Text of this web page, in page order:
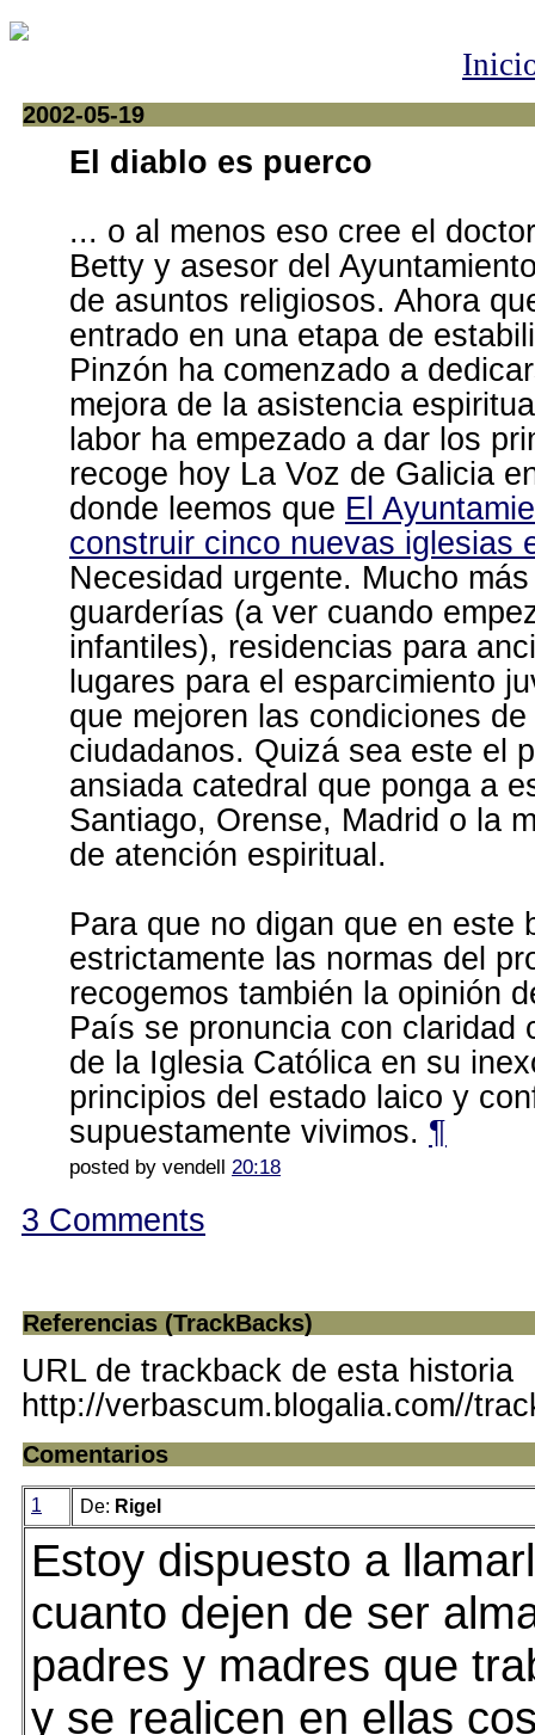
2002-05-19
El diablo es puerco
... o al menos eso cree el
Betty y asesor del
de asuntos religiosos. Ahora
entrado en una etapa de
Pinzón ha comenzado a
mejora de la asistencia
labor ha empezado a dar los
recoge hoy La Voz de Galicia
donde leemos que El
construir cinco nuevas iglesias
Necesidad urgente. Mucho
guarderías (a ver cuando
infantiles), residencias para
lugares para el esparcimiento
que mejoren las condiciones
ciudadanos. Quizá sea este el
ansiada catedral que ponga a
Santiago, Orense, Madrid o la
de atención espiritual.
Para que no digan que en este
estrictamente las normas del
recogemos también la opinión
País se pronuncia con claridad
de la Iglesia Católica en su
principios del estado laico y
supuestamente vivimos. ¶
posted by vendell 20:18
3 Comments
Referencias (TrackBacks)
URL de trackback de esta historia
http://verbascum.blogalia.com//
Comentarios
1 De: Rigel
Estoy dispuesto a
cuanto dejen de ser
padres y madres que
y se realicen en ellas